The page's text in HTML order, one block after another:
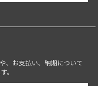
、お支払い、納期について
。